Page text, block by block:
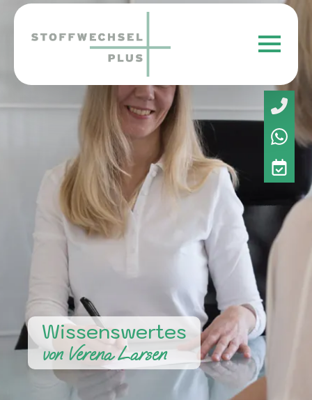
Wissenswertes
von Verena Larsen